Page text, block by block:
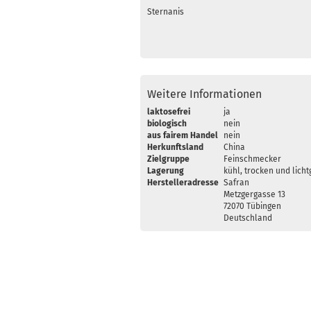
Sternanis
Weitere Informationen
laktosefrei
ja
biologisch
nein
aus fairem Handel
nein
Herkunftsland
China
Zielgruppe
Feinschmecker
Lagerung
kühl, trocken und
Herstelleradresse Safran
Metzgergasse 13
72070 Tübingen
Deutschland